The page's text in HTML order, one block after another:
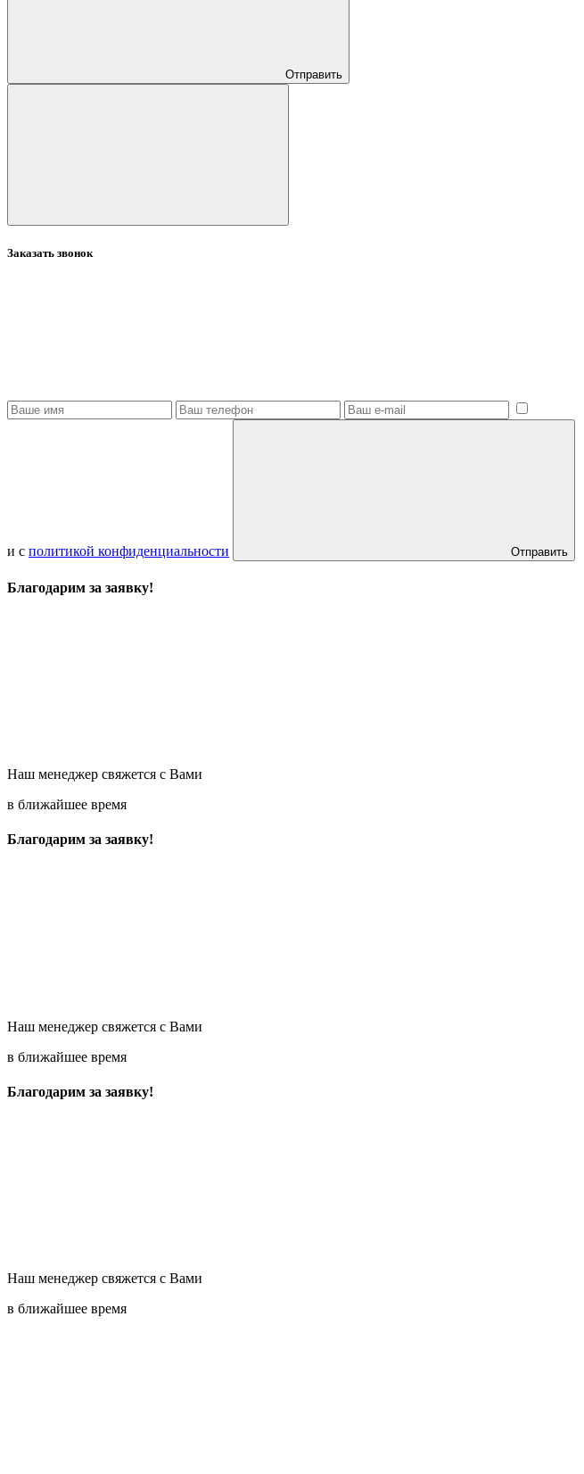
Отправить
Заказать звонок
и с политикой конфиденциальности Отправить
Благодарим за заявку!
Наш менеджер свяжется с Вами
в ближайшее время
Благодарим за заявку!
Наш менеджер свяжется с Вами
в ближайшее время
Благодарим за заявку!
Наш менеджер свяжется с Вами
в ближайшее время